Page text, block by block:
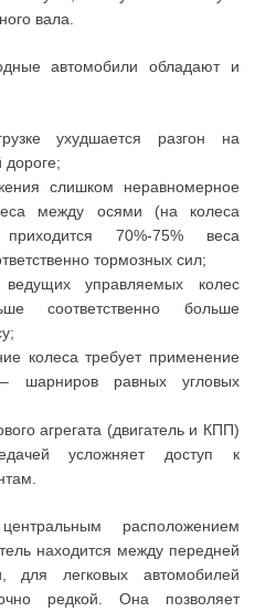
вала.
автомобили обладают и
ухудшается разгон на
слишком неравномерное
между осями (на колеса
70%-75% веса
тормозных сил;
управляемых колес
соответственно больше
колеса требует применение
шарниров равных угловых
агрегата (двигатель и КПП)
усложняет доступ к
расположением
находится между передней
для легковых автомобилей
редкой. Она позволяет